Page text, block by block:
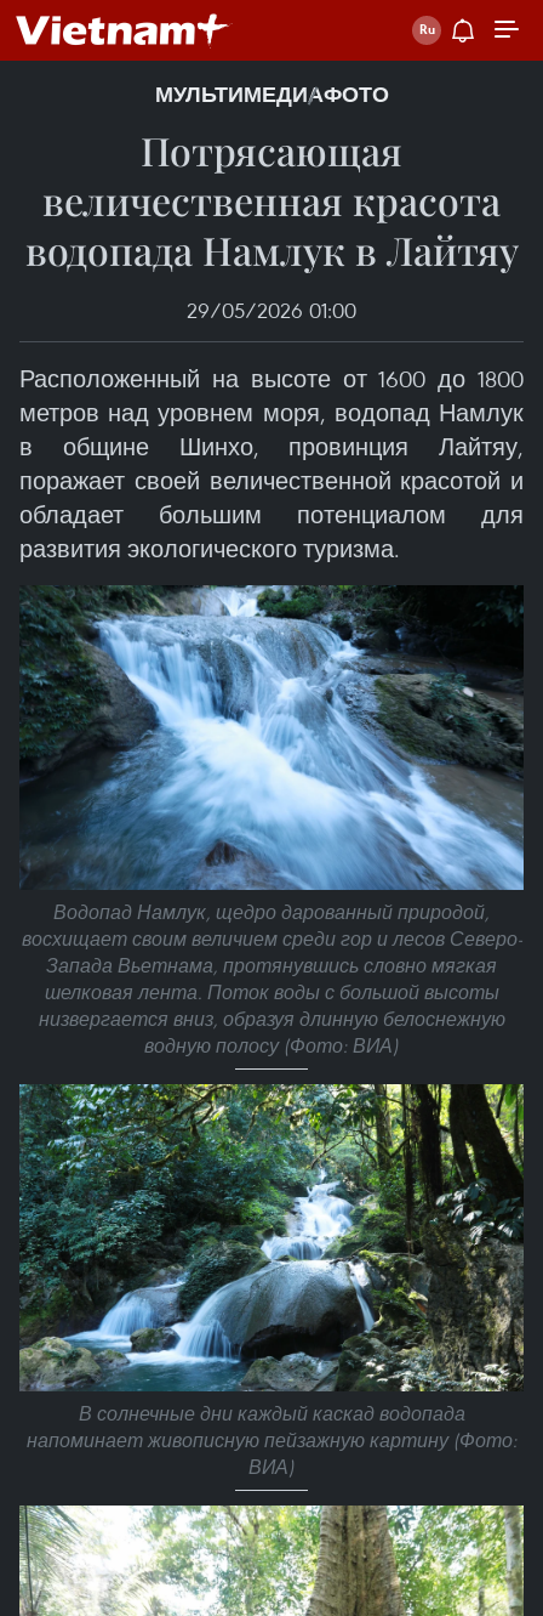
МУЛЬТИМЕДИАФОТО
Потрясающая
величественная красота
водопада Намлук в Лайтяу
29/05/2026 01:00
Расположенный на высоте от 1600 до 1800
метров над уровнем моря, водопад Намлук
в общине Шинхо, провинция Лайтяу,
поражает своей величественной красотой и
обладает большим потенциалом для
развития экологического туризма.
Водопад Намлук, щедро дарованный природой,
восхищает своим величием среди гор и лесов Северо-
Запада Вьетнама, протянувшись словно мягкая
шелковая лента. Поток воды с большой высоты
низвергается вниз, образуя длинную белоснежную
водную полосу (Фото: ВИА)
В солнечные дни каждый каскад водопада
напоминает живописную пейзажную картину (Фото:
ВИА)